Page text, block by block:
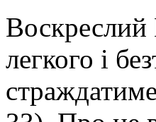
Воскреслий
легкого і